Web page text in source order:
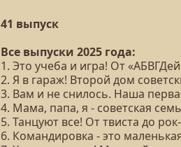
41 выпуск
Все выпуски 2025 года:
1. Это учеба и игра! От
2. Я в гараж! Второй дом
3. Вам и не снилось. Наша
4. Мама, папа, я - советская
5. Танцуют все! От твиста до
6. Командировка - это